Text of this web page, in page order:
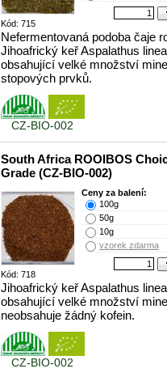
Kód: 715
Nefermentovaná podoba čaje
Jihoafrický keř Aspalathus
obsahující velké množství
stopových prvků.
CZ-BIO-002
South Africa ROOIBOS
Grade (CZ-BIO-002)
Kód: 718
Ceny za balení:
100g
50g
10g
vzorek zdarma
Jihoafrický keř Aspalathus
obsahující velké množství
neobsahuje žádný kofein.
CZ-BIO-002